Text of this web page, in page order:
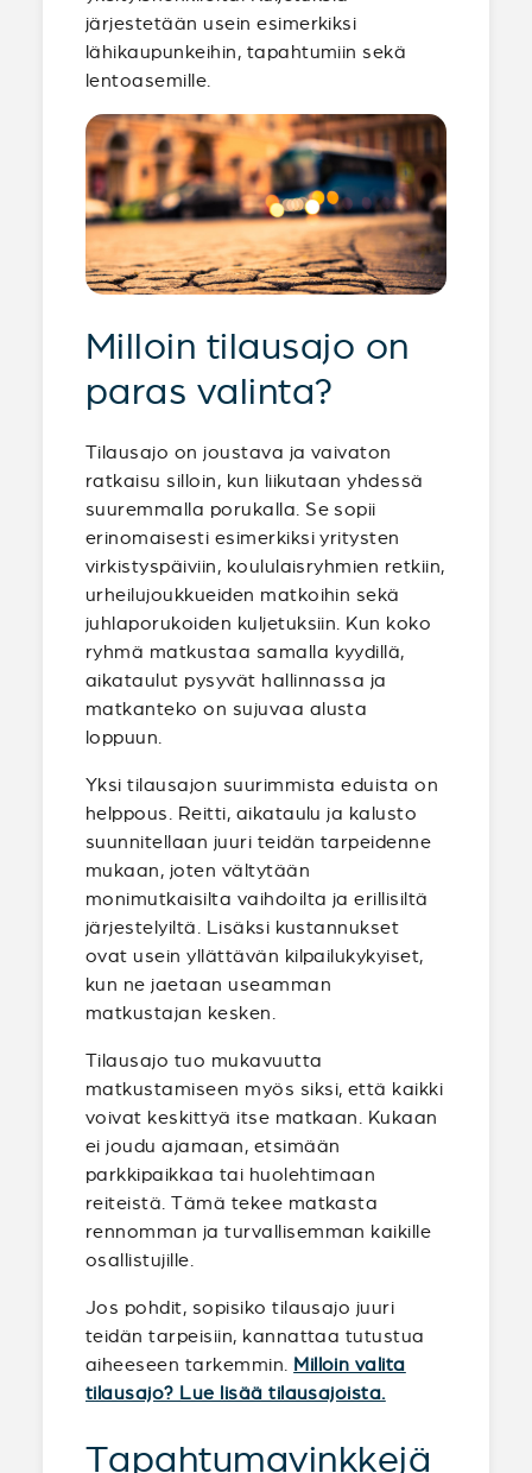
järjestetään usein esimerkiksi
lähikaupunkeihin, tapahtumiin sekä
lentoasemille.
Milloin tilausajo on
paras valinta?
Tilausajo on joustava ja vaivaton
ratkaisu silloin, kun liikutaan yhdessä
suuremmalla porukalla. Se sopii
erinomaisesti esimerkiksi yritysten
virkistyspäiviin, koululaisryhmien retkiin,
urheilujoukkueiden matkoihin sekä
juhlaporukoiden kuljetuksiin. Kun koko
ryhmä matkustaa samalla kyydillä,
aikataulut pysyvät hallinnassa ja
matkanteko on sujuvaa alusta
loppuun.
Yksi tilausajon suurimmista eduista on
helppous. Reitti, aikataulu ja kalusto
suunnitellaan juuri teidän tarpeidenne
mukaan, joten vältytään
monimutkaisilta vaihdoilta ja erillisiltä
järjestelyiltä. Lisäksi kustannukset
ovat usein yllättävän kilpailukykyiset,
kun ne jaetaan useamman
matkustajan kesken.
Tilausajo tuo mukavuutta
matkustamiseen myös siksi, että kaikki
voivat keskittyä itse matkaan. Kukaan
ei joudu ajamaan, etsimään
parkkipaikkaa tai huolehtimaan
reiteistä. Tämä tekee matkasta
rennomman ja turvallisemman kaikille
osallistujille.
Jos pohdit, sopisiko tilausajo juuri
teidän tarpeisiin, kannattaa tutustua
aiheeseen tarkemmin. Milloin valita
tilausajo? Lue lisää tilausajoista.
Tapahtumavinkkejä